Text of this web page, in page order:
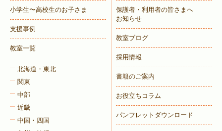
小学生〜高校生のお子さま
支援事例
教室一覧
北海道・東北
関東
中部
近畿
中国・四国
保護者・利用者の皆さまへ
お知らせ
教室ブログ
採用情報
書籍のご案内
お役立ちコラム
パンフレットダウンロード